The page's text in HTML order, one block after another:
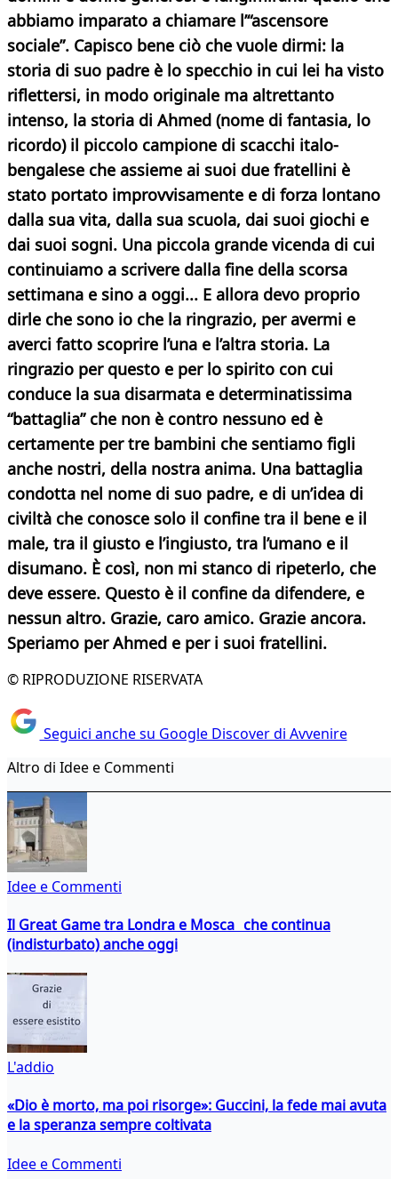
abbiamo imparato a chiamare l’“ascensore
sociale”. Capisco bene ciò che vuole dirmi: la
storia di suo padre è lo specchio in cui lei ha visto
riflettersi, in modo originale ma altrettanto
intenso, la storia di Ahmed (nome di fantasia, lo
ricordo) il piccolo campione di scacchi italo-
bengalese che assieme ai suoi due fratellini è
stato portato improvvisamente e di forza lontano
dalla sua vita, dalla sua scuola, dai suoi giochi e
dai suoi sogni. Una piccola grande vicenda di cui
continuiamo a scrivere dalla fine della scorsa
settimana e sino a oggi... E allora devo proprio
dirle che sono io che la ringrazio, per avermi e
averci fatto scoprire l’una e l’altra storia. La
ringrazio per questo e per lo spirito con cui
conduce la sua disarmata e determinatissima
“battaglia” che non è contro nessuno ed è
certamente per tre bambini che sentiamo figli
anche nostri, della nostra anima. Una battaglia
condotta nel nome di suo padre, e di un’idea di
civiltà che conosce solo il confine tra il bene e il
male, tra il giusto e l’ingiusto, tra l’umano e il
disumano. È così, non mi stanco di ripeterlo, che
deve essere. Questo è il confine da difendere, e
nessun altro. Grazie, caro amico. Grazie ancora.
Speriamo per Ahmed e per i suoi fratellini.
© RIPRODUZIONE RISERVATA
Seguici anche su Google Discover di Avvenire
Altro di Idee e Commenti
Idee e Commenti
Il Great Game tra Londra e Mosca che continua
(indisturbato) anche oggi
L'addio
«Dio è morto, ma poi risorge»: Guccini, la fede mai avuta
e la speranza sempre coltivata
Idee e Commenti